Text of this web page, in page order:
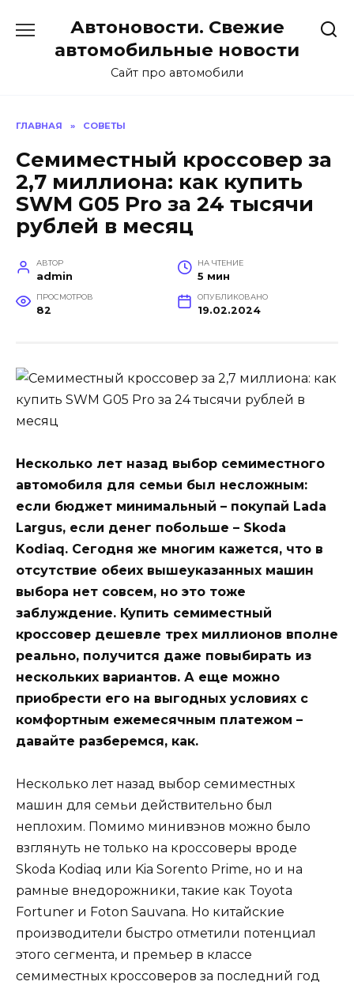
содержанию
Автоновости. Свежие
автомобильные новости
Сайт про автомобили
ГЛАВНАЯ » СОВЕТЫ
Семиместный кроссовер за
2,7 миллиона: как купить
SWM G05 Pro за 24 тысячи
рублей в месяц
АВТОР
admin
НА ЧТЕНИЕ
5 мин
ПРОСМОТРОВ
82
ОПУБЛИКОВАНО
19.02.2024
Несколько лет назад выбор семиместного
автомобиля для семьи был несложным:
если бюджет минимальный – покупай Lada
Largus, если денег побольше – Skoda
Kodiaq. Сегодня же многим кажется, что в
отсутствие обеих вышеуказанных машин
выбора нет совсем, но это тоже
заблуждение. Купить семиместный
кроссовер дешевле трех миллионов вполне
реально, получится даже повыбирать из
нескольких вариантов. А еще можно
приобрести его на выгодных условиях с
комфортным ежемесячным платежом –
давайте разберемся, как.
Несколько лет назад выбор семиместных
машин для семьи действительно был
неплохим. Помимо минивэнов можно было
взглянуть не только на кроссоверы вроде
Skoda Kodiaq или Kia Sorento Prime, но и на
рамные внедорожники, такие как Toyota
Fortuner и Foton Sauvana. Но китайские
производители быстро отметили потенциал
этого сегмента, и премьер в классе
семиместных кроссоверов за последний год